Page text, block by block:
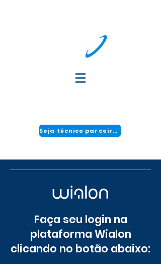
Seja técnico parceiro!
Faça seu login na
plataforma Wialon
clicando no botão abaixo: